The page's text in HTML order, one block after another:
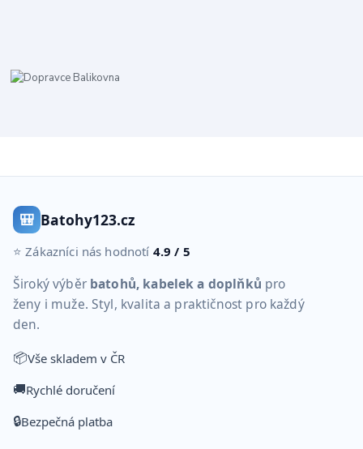
🎒 Batohy123.cz
⭐ Zákazníci nás hodnotí 4.9 / 5
Široký výběr batohů, kabelek a doplňků pro
ženy i muže. Styl, kvalita a praktičnost pro každý
den.
📦Vše skladem v ČR
🚚Rychlé doručení
🔒Bezpečná platba